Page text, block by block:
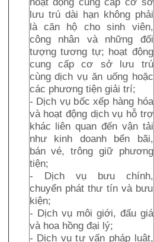
lưu trú dài hạn không phải
là căn hộ cho sinh viên,
công nhân và những đối
tượng tương tự; hoạt động
cung cấp cơ sở lưu trú
cùng dịch vụ ăn uống hoặc
các phương tiện giải trí;
- Dịch vụ bốc xếp hàng hóa
và hoạt động dịch vụ hỗ trợ
khác liên quan đến vận tải
như kinh doanh bến bãi,
bán vé, trông giữ phương
tiện;
- Dịch vụ bưu chính,
chuyển phát thư tín và bưu
kiện;
- Dịch vụ môi giới, đấu giá
và hoa hồng đại lý;
- Dịch vụ tư vấn pháp luật,